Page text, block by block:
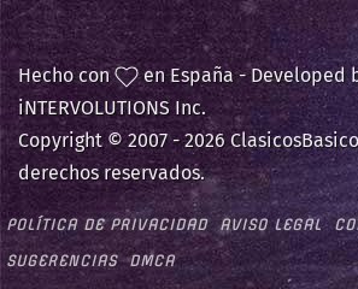
Hecho con
en España - Developed
iNTERVOLUTIONS Inc.
Copyright © 2007 -2026
derechos reservados.
POLÍTICA DE PRIVACIDAD AVISO LEGAL
SUGERENCIAS
DMCA